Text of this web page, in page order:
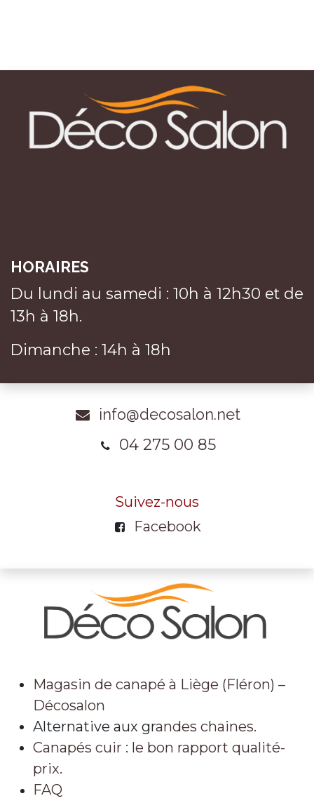
HORAIRES
Du lundi au samedi : 10h à 12h30 et de
13h à 18h.
Dimanche : 14h à 18h
info@decosalon.net
04 275 00 85
Suivez-nous
Facebook
Magasin de canapé à Liège (Fléron) –
Décosalon
Alternative aux grandes chaines.
Canapés cuir : le bon rapport qualité-
prix.
FAQ